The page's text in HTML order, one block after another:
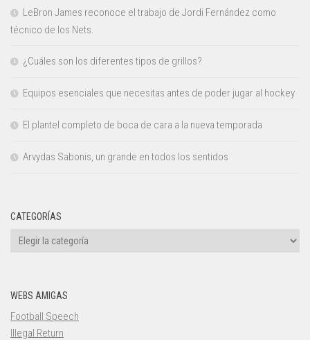
LeBron James reconoce el trabajo de Jordi Fernández como
técnico de los Nets.
¿Cuáles son los diferentes tipos de grillos?
Equipos esenciales que necesitas antes de poder jugar al hockey
El plantel completo de boca de cara a la nueva temporada
Arvydas Sabonis, un grande en todos los sentidos
CATEGORÍAS
Categorías
WEBS AMIGAS
Football Speech
Illegal Return